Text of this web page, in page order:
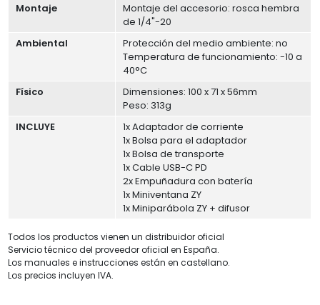
Montaje
Montaje del accesorio: rosca hembra
de 1/4"-20
Ambiental
Protección del medio ambiente: no
Temperatura de funcionamiento: -10 a
40°C
Físico
Dimensiones: 100 x 71 x 56mm
Peso: 313g
INCLUYE
1x Adaptador de corriente
1x Bolsa para el adaptador
1x Bolsa de transporte
1x Cable USB-C PD
2x Empuñadura con batería
1x Miniventana ZY
1x Miniparábola ZY + difusor
Todos los productos vienen un distribuidor oficial
Servicio técnico del proveedor oficial en España.
Los manuales e instrucciones están en castellano.
Los precios incluyen IVA.